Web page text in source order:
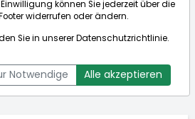
Bid:15,940$Ask:21,250$
können Sie jederzeit über die
widerrufen oder ändern.
Sie in unsererDatenschutzrichtlinie.
Notwendige Alle akzeptieren